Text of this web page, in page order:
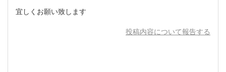
宜しくお願い致します
投稿内容について報告する